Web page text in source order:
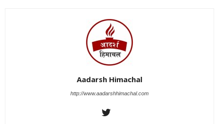
Aadarsh Himachal
http://www.aadarshhimachal.com